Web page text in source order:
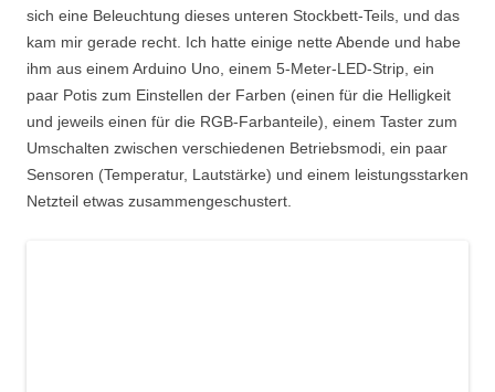
sich eine Beleuchtung dieses unteren Stockbett-Teils, und das
kam mir gerade recht. Ich hatte einige nette Abende und habe
ihm aus einem Arduino Uno, einem 5-Meter-LED-Strip, ein
paar Potis zum Einstellen der Farben (einen für die Helligkeit
und jeweils einen für die RGB-Farbanteile), einem Taster zum
Umschalten zwischen verschiedenen Betriebsmodi, ein paar
Sensoren (Temperatur, Lautstärke) und einem leistungsstarken
Netzteil etwas zusammengeschustert.